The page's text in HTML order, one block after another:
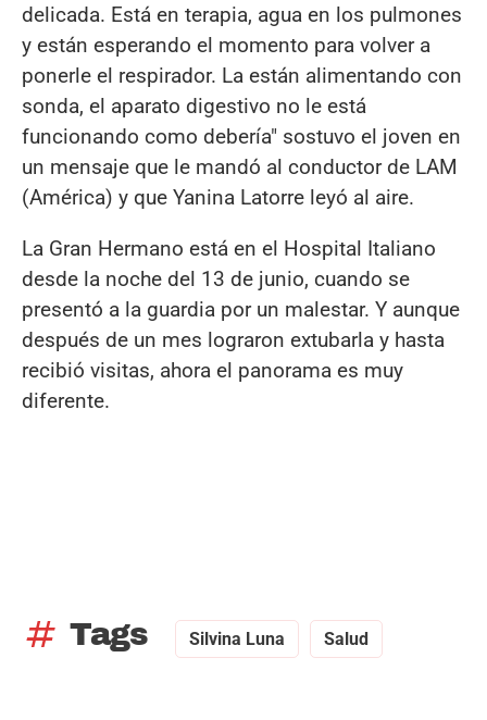
delicada. Está en terapia, agua en los pulmones
y están esperando el momento para volver a
ponerle el respirador. La están alimentando con
sonda, el aparato digestivo no le está
funcionando como debería" sostuvo el joven en
un mensaje que le mandó al conductor de LAM
(América) y que Yanina Latorre leyó al aire.
La Gran Hermano está en el Hospital Italiano
desde la noche del 13 de junio, cuando se
presentó a la guardia por un malestar. Y aunque
después de un mes lograron extubarla y hasta
recibió visitas, ahora el panorama es muy
diferente.
tag Tags Silvina Luna Salud